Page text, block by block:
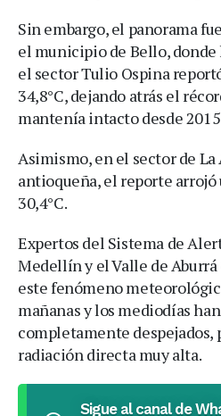
Sin embargo, el panorama
el municipio de Bello, donde
el sector Tulio Ospina
34,8°C, dejando atrás el
mantenía intacto desde
Asimismo, en el sector de
antioqueña, el reporte arrojó
30,4°C.
Expertos del Sistema de
Medellín y el Valle de
este fenómeno
mañanas y los mediodías
completamente
radiación directa muy alta.
Sigue al canal de